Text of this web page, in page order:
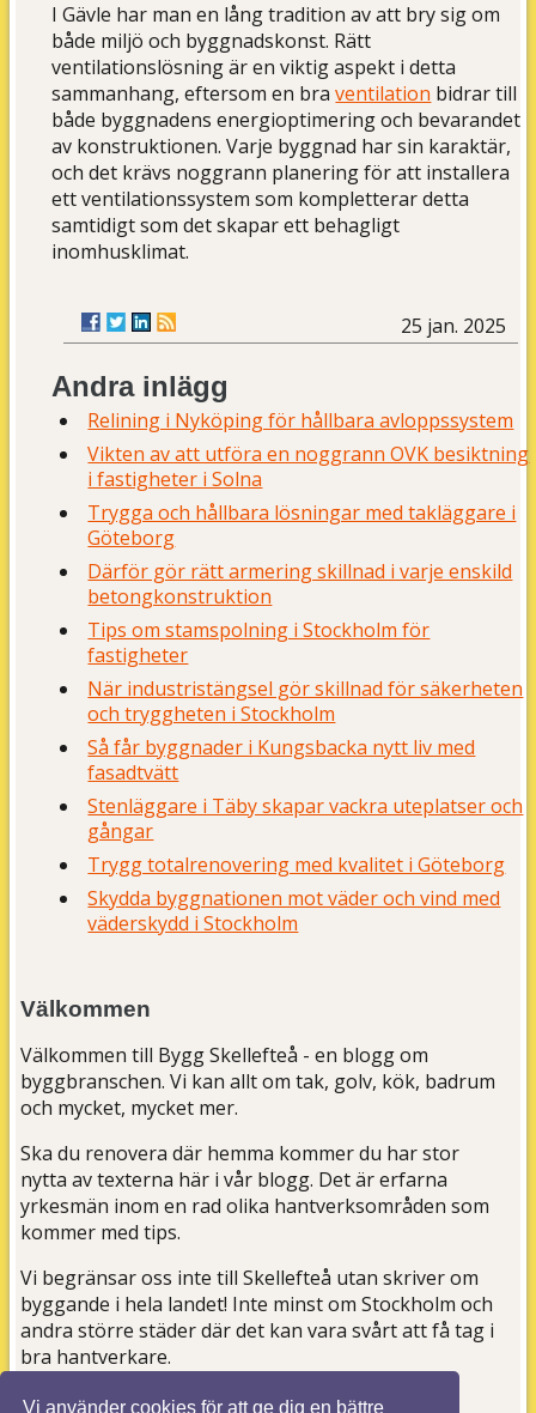
Vi använder cookies för att ge dig en bättre
I Gävle har man en lång tradition av att bry sig om
både miljö och byggnadskonst. Rätt
ventilationslösning är en viktig aspekt i detta
sammanhang, eftersom en braventilation bidrar till
både byggnadens energioptimering och bevarandet
av konstruktionen. Varje byggnad har sin karaktär,
och det krävs noggrann planering för att installera
ett ventilationssystem som kompletterar detta
samtidigt som det skapar ett behagligt
inomhusklimat.
25 jan. 2025
Andra inlägg
Relining i Nyköping för hållbara avloppssystem
Vikten av att utföra en noggrann OVK besiktning
i fastigheter i Solna
Trygga och hållbara lösningar med takläggare i
Göteborg
Därför gör rätt armering skillnad i varje enskild
betongkonstruktion
Tips om stamspolning i Stockholm för
fastigheter
När industristängsel gör skillnad för säkerheten
och tryggheten i Stockholm
Så får byggnader i Kungsbacka nytt liv med
fasadtvätt
Stenläggare i Täby skapar vackra uteplatser och
gångar
Trygg totalrenovering med kvalitet i Göteborg
Skydda byggnationen mot väder och vind med
väderskydd i Stockholm
Välkommen
Välkommen till Bygg Skellefteå - en blogg om
byggbranschen. Vi kan allt om tak, golv, kök, badrum
och mycket, mycket mer.
Ska du renovera där hemma kommer du har stor
nytta av texterna här i vår blogg. Det är erfarna
yrkesmän inom en rad olika hantverksområden som
kommer med tips.
Vi begränsar oss inte till Skellefteå utan skriver om
byggande i hela landet! Inte minst om Stockholm och
andra större städer där det kan vara svårt att få tag i
bra hantverkare.